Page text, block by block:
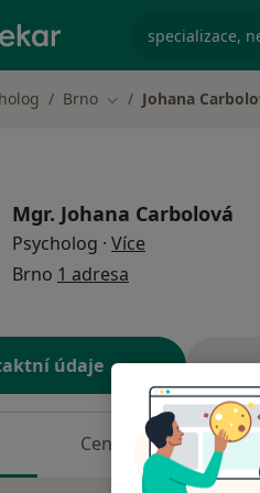
specializace,
Brno Změna města
Johana
Mgr. Johana Carbolová
Psycholog · Více
Brno 1 adresa
údaje
Ceník Adresy